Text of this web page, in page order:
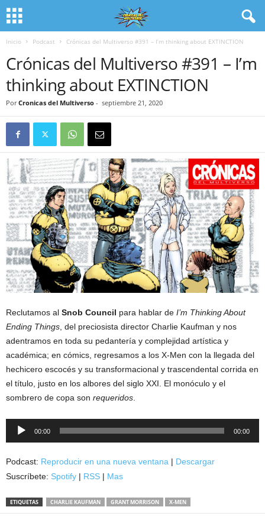
Inicio Podcast Crónicas del Multiverso #391 – I’m thinking about EXTINCTION
Crónicas del Multiverso #391 – I’m
thinking about EXTINCTION
Por Cronicas del Multiverso - septiembre 21, 2020
Reclutamos al Snob Council para hablar de I’m Thinking About
Ending Things , del preciosista director Charlie Kaufman y nos
adentramos en toda su pedantería y complejidad artística y
académica; en cómics, regresamos a los X-Men con la llegada del
hechicero escocés y su transformacional y trascendental corrida en
el título, justo en los albores del siglo XXI. El monóculo y el
sombrero de copa son requeridos
Reproductor
00:00 00:00
Podcast: Reproducir en una nueva ventana | Descargar
Suscríbete: Spotify | RSS | Mas
ETIQUETAS CHARLIE KAUFMAN GRANT MORRISON X-MEN